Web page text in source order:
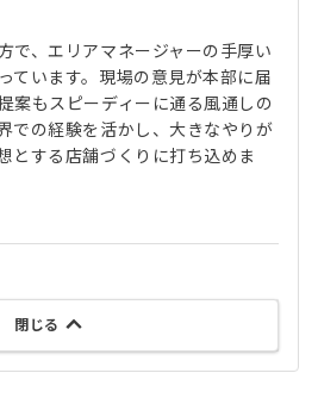
で、エリアマネージャーの手厚い
ています。現場の意見が本部に届
案もスピーディーに通る風通しの
での経験を活かし、大きなやりが
とする店舗づくりに打ち込めま
閉じる